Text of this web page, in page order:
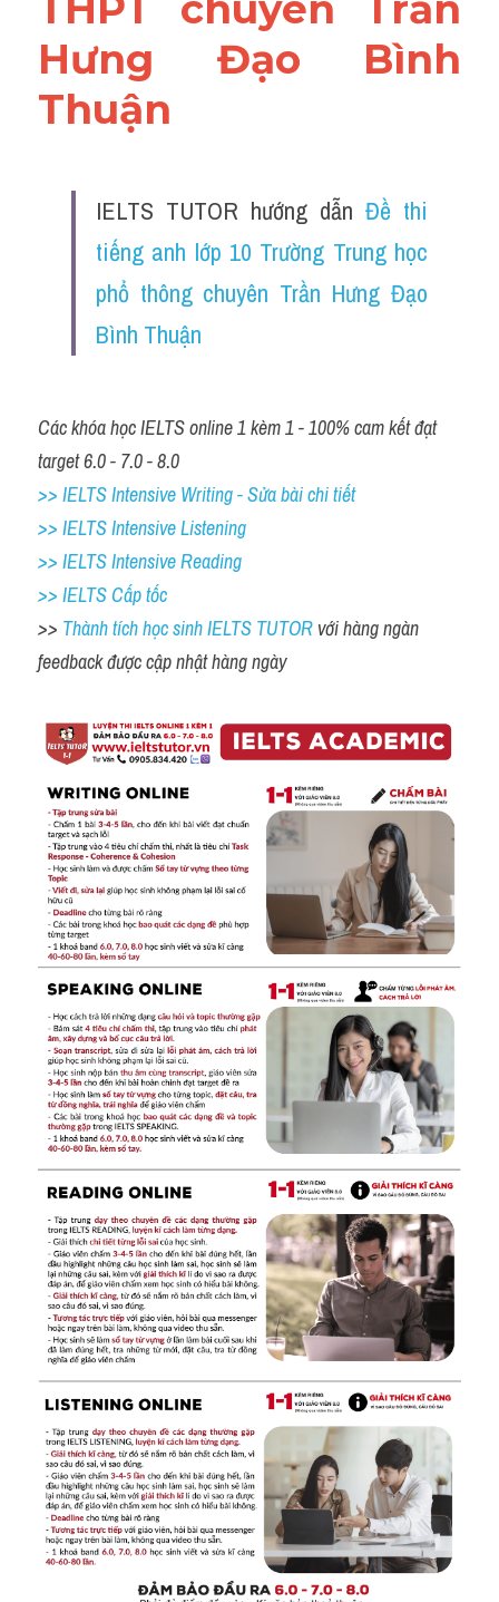
Hưng Đạo Bình
Thuận
IELTS TUTOR hướng dẫn Đề thi
tiếng anh lớp 10 Trường Trung học
phổ thông chuyên Trần Hưng Đạo
Bình Thuận
Các khóa học IELTS online 1 kèm 1 - 100% cam kết đạt
target 6.0 - 7.0 - 8.0
>> IELTS Intensive Writing - Sửa bài chi tiết
>> IELTS Intensive Listening
>> IELTS Intensive Reading
>> IELTS Cấp tốc
>> Thành tích học sinh IELTS TUTOR với hàng ngàn
feedback được cập nhật hàng ngày